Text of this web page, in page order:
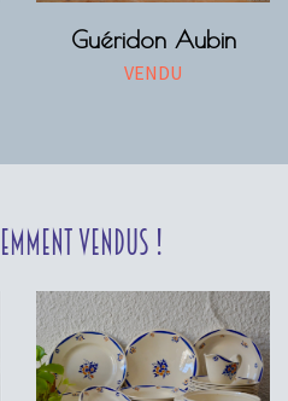
Guéridon Aubin
VENDU
vendus !